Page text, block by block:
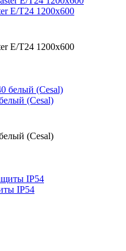
E/T24 1200x600
E/T24 1200x600
(Cesal)
(Cesal)
IP54